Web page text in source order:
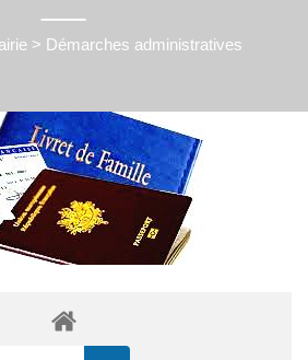
> Démarches administratives